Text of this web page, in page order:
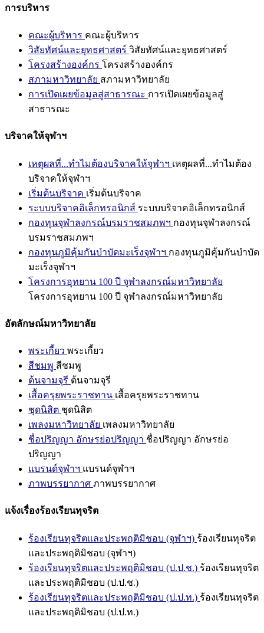
การบริหาร
คณะผู้บริหาร คณะผู้บริหาร
วิสัยทัศน์และยุทธศาสตร์ วิสัยทัศน์และยุทธศาสตร์
โครงสร้างองค์กร โครงสร้างองค์กร
สภามหาวิทยาลัย สภามหาวิทยาลัย
การเปิดเผยข้อมูลสู่สาธารณะ การเปิดเผยข้อมูลสู่
สาธารณะ
บริจาคให้จุฬาฯ
เหตุผลที่...ทำไมต้องบริจาคให้จุฬาฯ เหตุผลที่...ทำไมต้อง
บริจาคให้จุฬาฯ
เริ่มต้นบริจาค เริ่มต้นบริจาค
ระบบบริจาคอิเล็กทรอนิกส์ ระบบบริจาคอิเล็กทรอนิกส์
กองทุนจุฬาลงกรณ์บรมราชสมภพฯ กองทุนจุฬาลงกรณ์
บรมราชสมภพฯ
กองทุนภูมิคุ้มกันบำบัดมะเร็งจุฬาฯ กองทุนภูมิคุ้มกันบำบัด
มะเร็งจุฬาฯ
โครงการอุทยาน 100 ปี จุฬาลงกรณ์มหาวิทยาลัย
โครงการอุทยาน 100 ปี จุฬาลงกรณ์มหาวิทยาลัย
อัตลักษณ์มหาวิทยาลัย
พระเกี้ยว พระเกี้ยว
สีชมพู สีชมพู
ต้นจามจุรี ต้นจามจุรี
เสื้อครุยพระราชทาน เสื้อครุยพระราชทาน
ชุดนิสิต ชุดนิสิต
เพลงมหาวิทยาลัย เพลงมหาวิทยาลัย
ชื่อปริญญา อักษรย่อปริญญา ชื่อปริญญา อักษรย่อ
ปริญญา
แบรนด์จุฬาฯ แบรนด์จุฬาฯ
ภาพบรรยากาศ ภาพบรรยากาศ
แจ้งเรื่องร้องเรียนทุจริต
ร้องเรียนทุจริตและประพฤติมิชอบ (จุฬาฯ) ร้องเรียนทุจริต
และประพฤติมิชอบ (จุฬาฯ)
ร้องเรียนทุจริตและประพฤติมิชอบ (ป.ป.ช.) ร้องเรียนทุจริต
และประพฤติมิชอบ (ป.ป.ช.)
ร้องเรียนทุจริตและประพฤติมิชอบ (ป.ป.ท.) ร้องเรียนทุจริต
และประพฤติมิชอบ (ป.ป.ท.)